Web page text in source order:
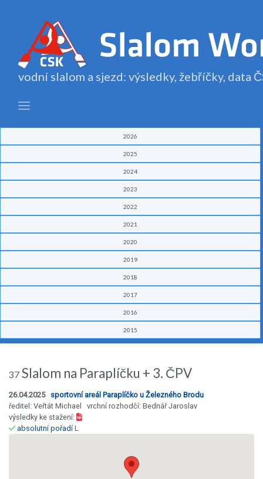
vodní slalom a sjezd: výsledky, žebříčky, data
2026
2025
2024
2023
2022
2021
2020
2019
2018
2017
2016
2015
37 Slalom na Paraplíčku + 3. ČPV
26.04.2025 sportovní areál Paraplíčko u Železného Brodu
ředitel: Veřtát Michael vrchní rozhodčí: Bednář Jaroslav
výsledky ke stažení:
absolutní pořadíL